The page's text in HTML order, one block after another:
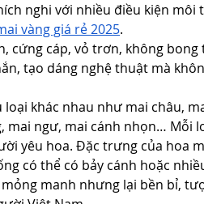
nghi với nhiều điều kiện môi
vàng giá rẻ 2025.
cứng cáp, vỏ trơn, không
tạo dáng nghệ thuật mà
loại khác nhau như mai châu,
mai ngư, mai cánh nhọn… Mỗi
yêu hoa. Đặc trưng của hoa
có thể có bảy cánh hoặc
manh nhưng lại bền bỉ,